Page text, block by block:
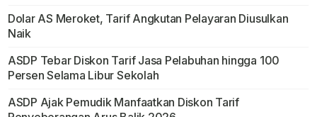
Dolar AS Meroket, Tarif Angkutan Pelayaran Diusulkan
Naik
ASDP Tebar Diskon Tarif Jasa Pelabuhan hingga 100
Persen Selama Libur Sekolah
ASDP Ajak Pemudik Manfaatkan Diskon Tarif